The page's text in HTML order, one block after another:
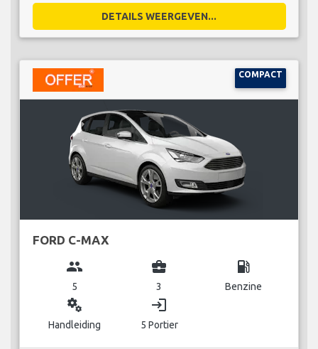
DETAILS WEERGEVEN...
COMPACT
FORD C-MAX
group
5
business_center
3
local_gas_station
Benzine
miscellaneous_services
Handleiding
login
5 Portier